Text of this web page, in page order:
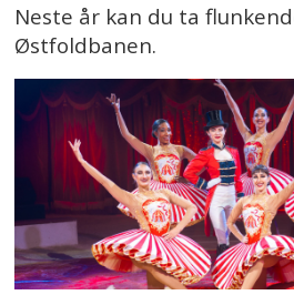
Neste år kan du ta
Østfoldbanen.